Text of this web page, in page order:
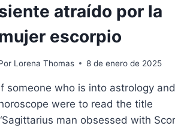
atraído por la
escorpio
Lorena Thomas 8 de enero de 2025
someone who is into astrology and
were to read the title
man obsessed with